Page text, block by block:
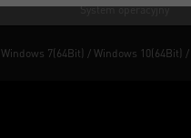
System operacyjny
Windows 7(64Bit) / Windows 10(64Bit) /